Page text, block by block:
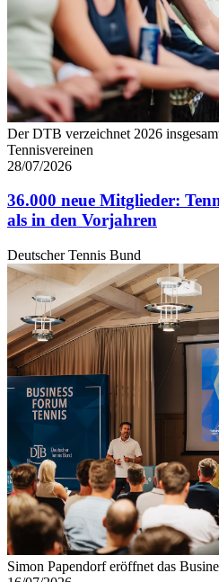
Der DTB verzeichnet 2026
Tennisvereinen
28/07/2026
36.000 neue Mitglieder:
als in den Vorjahren
Deutscher Tennis Bund
Simon Papendorf eröffnet das